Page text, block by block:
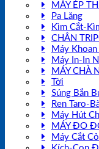
MÁY ÉP
Pa Lăng
Kìm Cắt-
CHÂN
Máy
Máy In-In
MÁY CHÀ
Tời
Súng Bắn
Ren Taro-
Máy Hút
MÁY ĐO
Máy Cắt Cỏ